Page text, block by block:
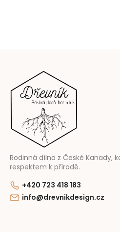
Rodinná dílna z České Kanady,
respektem k přírodě.
+420 723 418 183
info@drevnikdesign.cz